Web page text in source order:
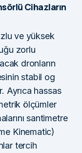
Cihazların
ve yüksek
zorlu
dronların
stabil og
Ayrıca hassas
ölçümler
santimetre
Kinematic)
tercih